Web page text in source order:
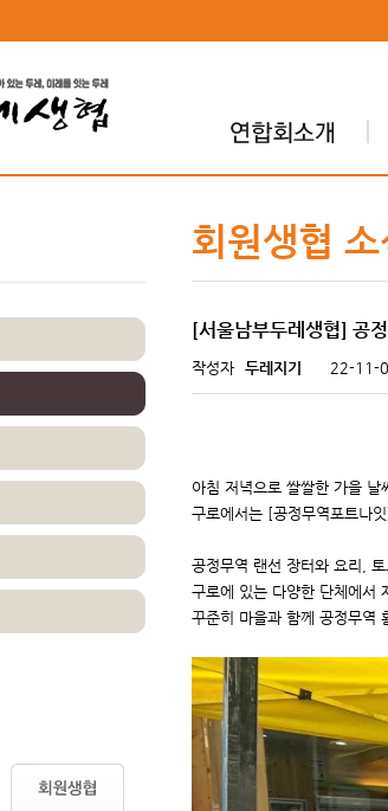
회원생협 소
[서울남부두레생협] 공
작성자 두레지기 22-11-
아침 저녁으로 쌀쌀한 가을 날
구로에서는 [공정무역포트나
공정무역 랜선 장터와 요리,
구로에 있는 다양한 단체에서
꾸준히 마을과 함께 공정무역